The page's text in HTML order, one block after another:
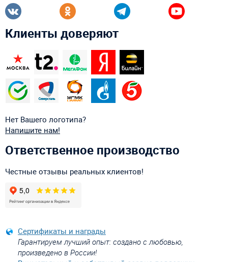
Клиенты доверяют
Нет Вашего логотипа?
Напишите нам!
Ответственное производство
Честные отзывы реальных клиентов!
Сертификаты и награды
Гарантируем лучший опыт: создано с любовью,
произведено в России!